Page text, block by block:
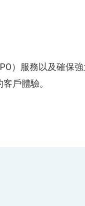
）服務以及確保
戶體驗。